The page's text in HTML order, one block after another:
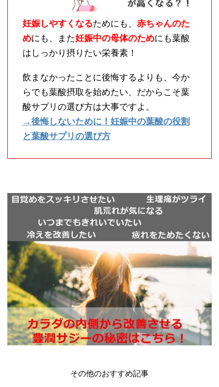
妊娠しやすくなるためにも、 赤ちゃんのた
めにも、また妊娠中の母体のためにも葉酸
はしっかり摂りたい栄養素！
飲まなかったことに後悔するよりも、今か
らでも葉酸摂取を始めたい、だからこそ葉
酸サプリの選び方は大事ですよ。
→後悔しないために！妊娠中の葉酸の役割
と葉酸サプリの選び方
その他のおすすめ記事